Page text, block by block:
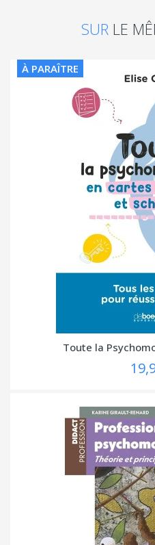
SUR LE
À PARAÎTRE
Toute la